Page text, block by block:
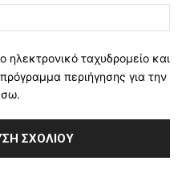
ταχυδρομείο και
περιήγησης για την